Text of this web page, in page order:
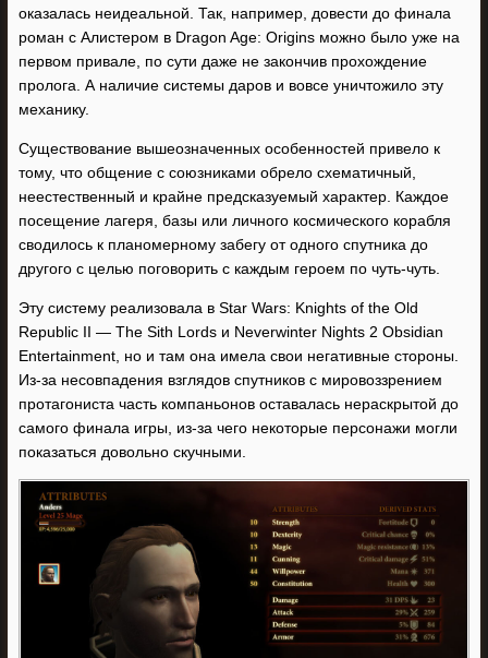
оказалась неидеальной. Так, например, довести до финала
роман с Алистером в Dragon Age: Origins можно было уже на
первом привале, по сути даже не закончив прохождение
пролога. А наличие системы даров и вовсе уничтожило эту
механику.
Существование вышеозначенных особенностей привело к
тому, что общение с союзниками обрело схематичный,
неестественный и крайне предсказуемый характер. Каждое
посещение лагеря, базы или личного космического корабля
сводилось к планомерному забегу от одного спутника до
другого с целью поговорить с каждым героем по чуть-чуть.
Эту систему реализовала в Star Wars: Knights of the Old
Republic II — The Sith Lords и Neverwinter Nights 2 Obsidian
Entertainment, но и там она имела свои негативные стороны.
Из-за несовпадения взглядов спутников с мировоззрением
протагониста часть компаньонов оставалась нераскрытой до
самого финала игры, из-за чего некоторые персонажи могли
показаться довольно скучными.